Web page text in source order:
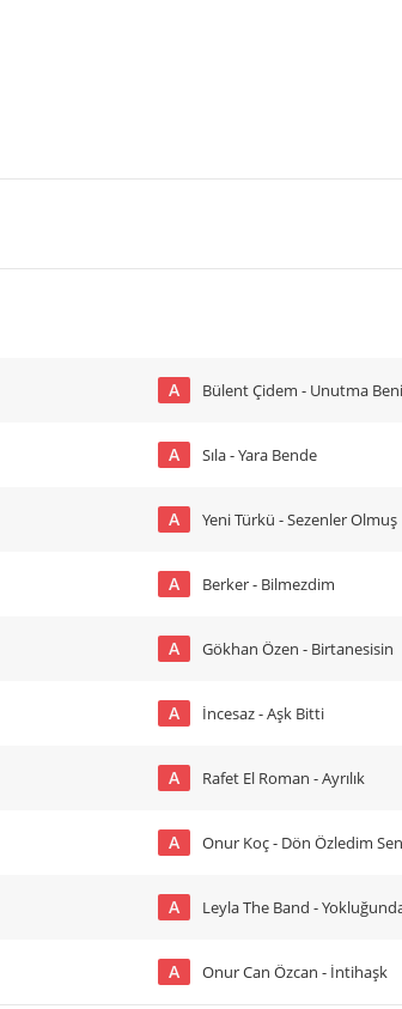
A Bülent Çidem - Unutma Beni
A Sıla - Yara Bende
A Yeni Türkü - Sezenler Olmuş
A Berker - Bilmezdim
A Gökhan Özen - Birtanesisin
A İncesaz - Aşk Bitti
A Rafet El Roman - Ayrılık
A Onur Koç - Dön Özledim
A Leyla The Band -
A Onur Can Özcan - İntihaşk